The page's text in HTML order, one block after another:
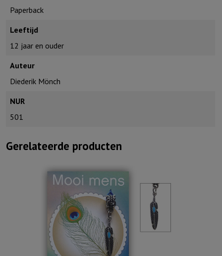
Paperback
Leeftijd
12 jaar en ouder
Auteur
Diederik Mönch
NUR
501
Gerelateerde producten